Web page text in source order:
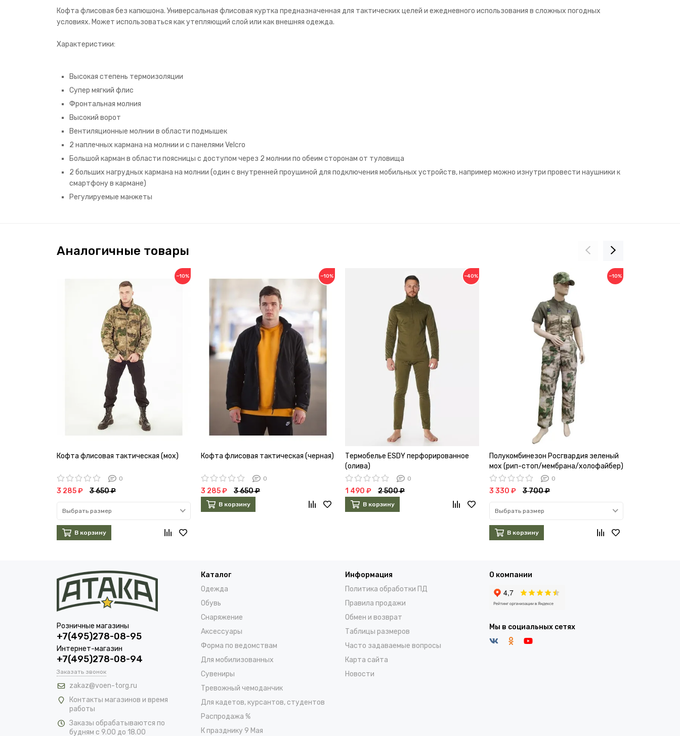
Кофта флисовая без капюшона. Универсальная флисовая куртка предназначенная для тактических целей и ежедневного использования в сложных погодных
условиях. Может использоваться как утепляющий слой или как внешняя одежда.
Характеристики:
Высокая степень термоизоляции
Cупер мягкий флис
Фронтальная молния
Высокий ворот
Вентиляционные молнии в области подмышек
2 наплечных кармана на молнии и с панелями Velcro
Большой карман в области поясницы с доступом через 2 молнии по обеим сторонам от туловища
2 больших нагрудных кармана на молнии (один с внутренней проушиной для подключения мобильных устройств, например можно изнутри провести наушники к
смартфону в кармане)
Регулируемые манжеты
Аналогичные товары
−10%
Кофта флисовая тактическая (мох)
0
3 285 ₽ 3 650 ₽
Выбрать размер
В корзину
−10%
Кофта флисовая тактическая (черная)
0
3 285 ₽ 3 650 ₽
В корзину
−40%
Термобелье ESDY перфорированное
(олива)
0
1 490 ₽ 2 500 ₽
В корзину
−10%
Полукомбинезон Росгвардия зеленый
мох (рип-стоп/мембрана/холофайбер)
0
3 330 ₽ 3 700 ₽
Выбрать размер
В корзину
Розничные магазины
+7(495)278-08-95
Интернет-магазин
+7(495)278-08-94
Заказать звонок
zakaz@voen-torg.ru
Контакты магазинов и время
работы
Заказы обрабатываются по
будням с 9.00 до 18.00
Каталог
Одежда
Обувь
Снаряжение
Аксессуары
Форма по ведомствам
Для мобилизованных
Сувениры
Тревожный чемоданчик
Для кадетов, курсантов, студентов
Распродажа %
К празднику 9 Мая
Информация
Политика обработки ПД
Правила продажи
Обмен и возврат
Таблицы размеров
Часто задаваемые вопросы
Карта сайта
Новости
О компании
Мы в социальных сетях